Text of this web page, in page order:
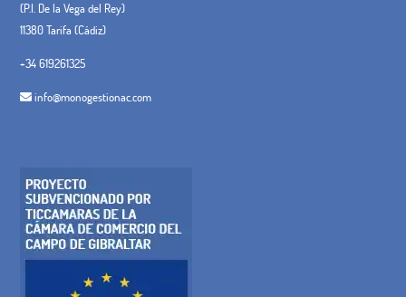
(P.I. De la Vega del Rey)
11380 Tarifa (Cádiz)
+34 619261325
info@monogestionac.com